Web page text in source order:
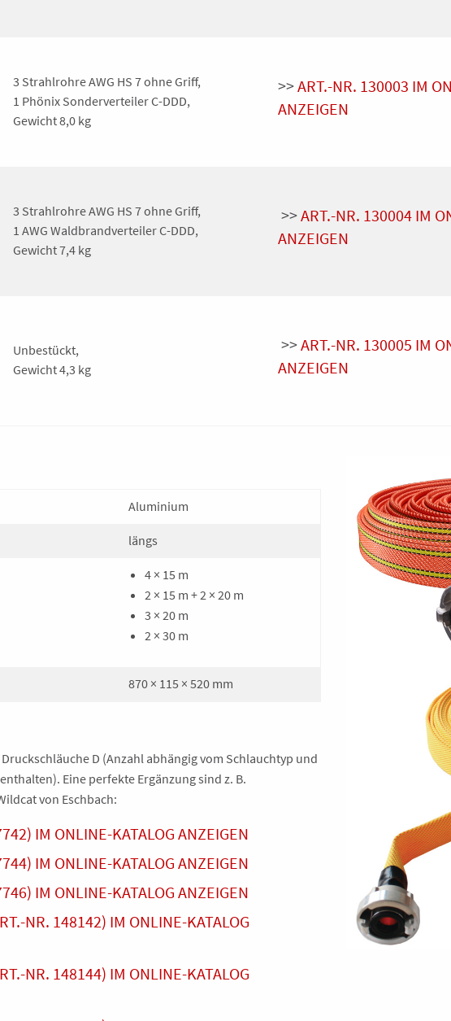
3 Strahlrohre AWG HS 7 ohne Griff,
1 Phönix Sonderverteiler C-DDD,
Gewicht 8,0 kg
>>ART.-NR. 130003 IM
ANZEIGEN
3 Strahlrohre AWG HS 7 ohne Griff,
1 AWG Waldbrandverteiler C-DDD,
Gewicht 7,4 kg
>>ART.-NR. 130004 IM
ANZEIGEN
Unbestückt,
Gewicht 4,3 kg
>>ART.-NR. 130005 IM
ANZEIGEN
Aluminium
längs
4 × 15 m
2 × 15 m + 2 × 20 m
3 × 20 m
2 × 30 m
870 × 115 × 520 mm
D (Anzahl abhängig vom Schlauchtyp und
Eine perfekte Ergänzung sind z. B.
von Eschbach:
IM ONLINE-KATALOG ANZEIGEN
IM ONLINE-KATALOG ANZEIGEN
IM ONLINE-KATALOG ANZEIGEN
NR. 148142) IM ONLINE-KATALOG
NR. 148144) IM ONLINE-KATALOG